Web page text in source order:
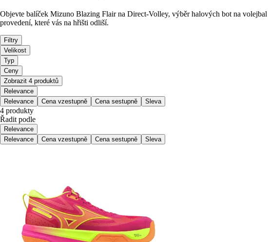
Objevte balíček Mizuno Blazing Flair na Direct-Volley, výběr halových bot na
provedení, které vás na hřišti odliší.
Filtry
Velikost
Typ
Ceny
Zobrazit 4 produktů
Relevance
Relevance
Cena vzestupně Cena sestupně Sleva
4 produkty
Řadit podle
Relevance
Relevance
Cena vzestupně Cena sestupně Sleva